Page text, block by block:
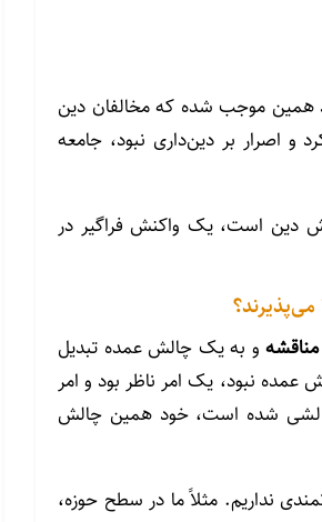
همین موجب شده که مخالفان دین
اصرار بر دین‌داری نبود، جامعه
دین است، یک واکنش فراگیر در
مناقشهو به یک چالش عمده تبدیل
نبود، یک امر ناظر بود و امر
شده است، خود همین چالش
نداریم. مثلاً ما در سطح حوزه،